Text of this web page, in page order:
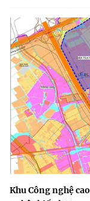
Khu Công nghệ